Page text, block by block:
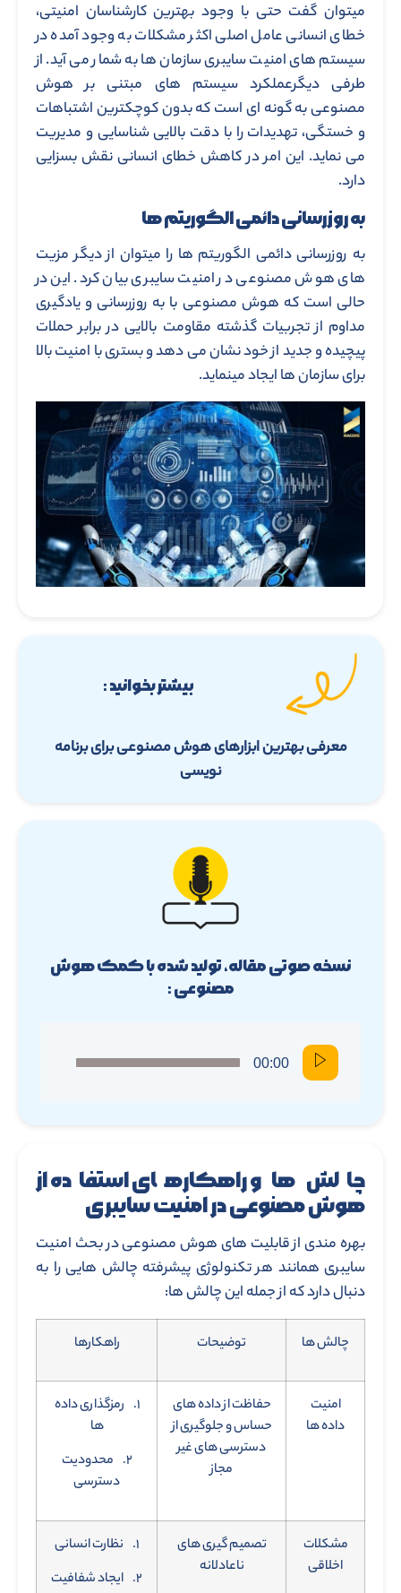
میتوان گفت حتی با وجود بهترین کارشناسان امنیتی،
خطای انسانی عامل اصلی اکثر مشکلات به وجود آمده در
سیستم های امنیت سایبری سازمان ها به شمار می آید. از
طرفی دیگرعملکرد سیستم های مبتنی بر هوش
مصنوعی به گونه ای است که بدون کوچکترین اشتباهات
و خستگی، تهدیدات را با دقت بالایی شناسایی و مدیریت
می نماید. این امر در کاهش خطای انسانی نقش بسزایی
دارد.
به روزرسانی دائمی الگوریتم ها
به روزرسانی دائمی الگوریتم ها را میتوان از دیگر مزیت
های هوش مصنوعی در امنیت سایبری بیان کرد. این در
حالی است که هوش مصنوعی با به روزرسانی و یادگیری
مداوم از تجربیات گذشته مقاومت بالایی در برابر حملات
پیچیده و جدید از خود نشان می دهد و بستری با امنیت بالا
برای سازمان ها ایجاد مینماید.
بیشتر بخوانید :
معرفی بهترین ابزارهای هوش مصنوعی برای برنامه
نویسی
نسخه صوتی مقاله، تولید شده با کمک هوش
مصنوعی :
00:00
چالش ها و راهکارهای استفاده از
هوش مصنوعی در امنیت سایبری
بهره مندی از قابلیت های هوش مصنوعی در بحث امنیت
سایبری همانند هر تکنولوژی پیشرفته چالش هایی را به
دنبال دارد که از جمله این چالش ها:
چالش ها توضیحات راهکارها
امنیت
داده ها
حفاظت از داده های
حساس و جلوگیری از
دسترسی های غیر
مجاز
۱. رمزگذاری داده
ها
۲. محدودیت
دسترسی
مشکلات
اخلاقی
تصمیم گیری های
ناعادلانه
۱. نظارت انسانی
۲. ایجاد شفافیت